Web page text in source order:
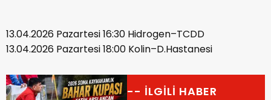
13.04.2026 Pazartesi 16:30 Hidrogen–TCDD
13.04.2026 Pazartesi 18:00 Kolin–D.Hastanesi
-- İLGİLİ HABER